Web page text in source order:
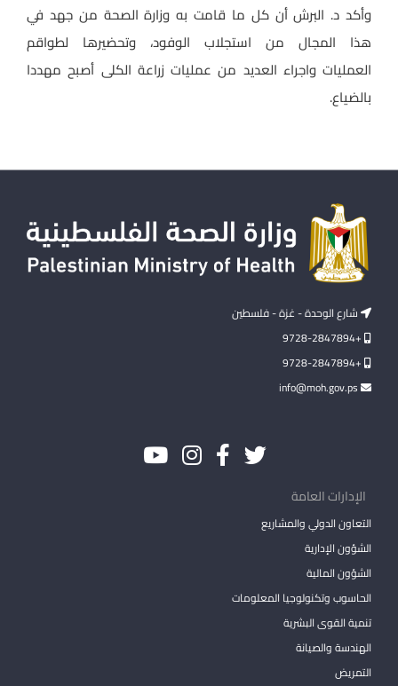
وأكد د. البرش أن كل ما قامت به وزارة الصحة من جهد في
هذا المجال من استجلاب الوفود، وتحضيرها لطواقم
العمليات واجراء العديد من عمليات زراعة الكلى أصبح مهددا
بالضياع.
شارع الوحدة - غزة - فلسطين
+9728-2847894
+9728-2847894
الإدارات العامة
التعاون الدولي والمشاريع
الشؤون الإدارية
الشؤون المالية
الحاسوب وتكنولوجيا المعلومات
تنمية القوى البشرية
الهندسة والصيانة
التمريض